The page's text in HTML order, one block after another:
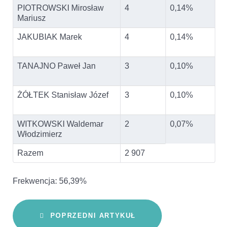
PIOTROWSKI Mirosław
Mariusz
4 0,14%
JAKUBIAK Marek 4 0,14%
TANAJNO Paweł Jan 3 0,10%
ŻÓŁTEK Stanisław Józef 3 0,10%
WITKOWSKI Waldemar
Włodzimierz
2 0,07%
Razem 2 907
Frekwencja: 56,39%
POPRZEDNI ARTYKUŁ